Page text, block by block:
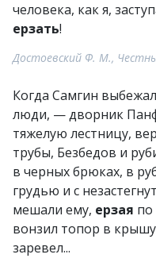
человека, как я,
ерзать!
Достоевский Ф. М.,
Когда Самгин
люди, — дворник
тяжелую лестницу,
трубы, Безбедов и
в черных брюках, в
грудью и с
мешали ему, ерзая по
вонзил топор в
заревел...